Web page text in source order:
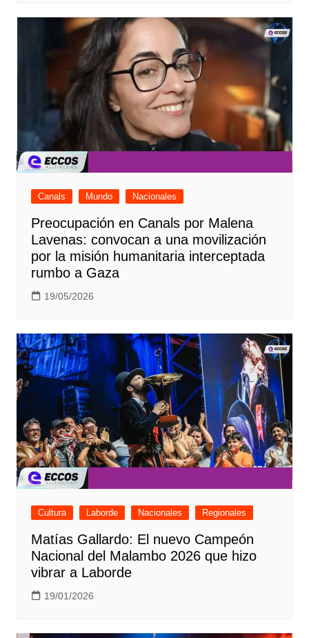
Canals Mundo Nacionales
Preocupación en Canals por Malena
Lavenas: convocan a una movilización
por la misión humanitaria interceptada
rumbo a Gaza
19/05/2026
Cultura Laborde Nacionales Regionales
Matías Gallardo: El nuevo Campeón
Nacional del Malambo 2026 que hizo
vibrar a Laborde
19/01/2026